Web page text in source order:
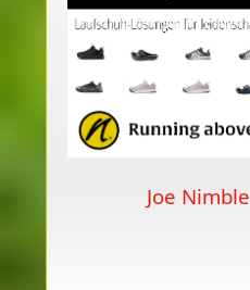
Joe Nimble